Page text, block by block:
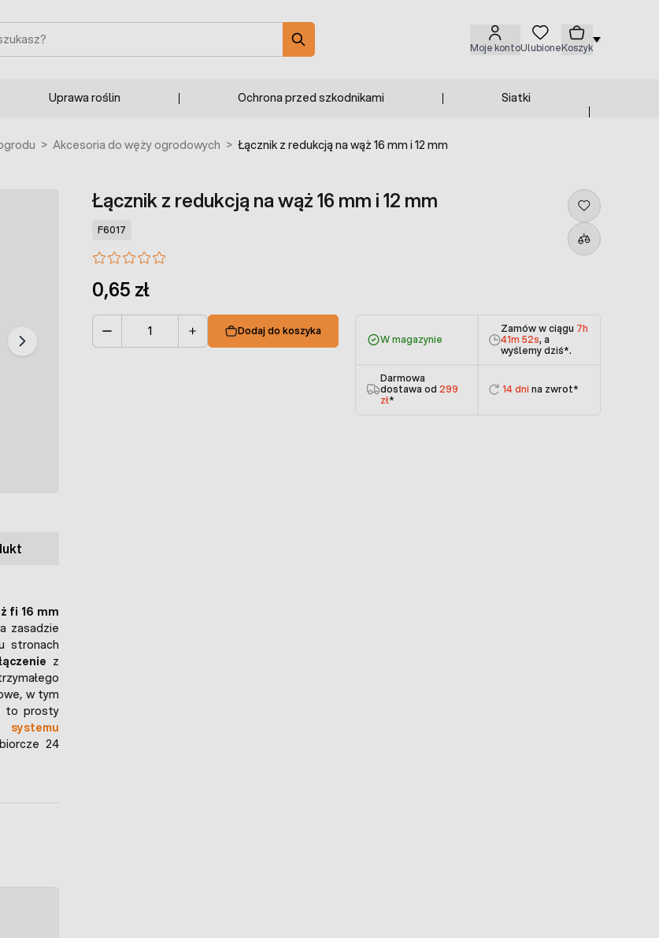
Moje kontoUlubioneKoszyk
Uprawa roślin Ochrona przed szkodnikami Siatki
> Akcesoria do węży ogrodowych > Łącznik z redukcją na wąż 16 mm i 12 mm
Łącznik z redukcją na wąż 16 mm i 12 mm
F6017
0,65 zł
Dodaj do koszyka
W magazynie
Zamów w ciągu 7h
41m 51s, a
wyślemy dziś*.
Darmowa
dostawa od 299
zł*
14 dni na zwrot*
fi 16 mm
zasadzie
stronach
z
w tym
to prosty
systemu
24